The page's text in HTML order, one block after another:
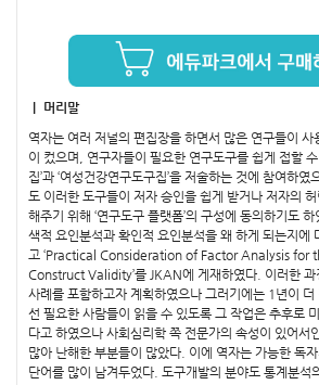
｜ 머리말
역자는 여러 저널의 편집장을 하면서 많은 연구들이 사
이 컸으며, 연구자들이 필요한 연구도구를 쉽게 접할
집’과 ‘여성건강연구도구집’을 저술하는 것에 참여하
도 이러한 도구들이 저자 승인을 쉽게 받거나 저자의
해주기 위해 ‘연구도구 플랫폼’의 구성에 동의하기도
색적 요인분석과 확인적 요인분석을 왜 하게 되는지에
고 ‘Practical Consideration of Factor Analysis for
Construct Validity’를 JKAN에 게재하였다. 이러한 과
사례를 포함하고자 계획하였으나 그러기에는 1년이
선 필요한 사람들이 읽을 수 있도록 그 작업은 추후로
다고 하였으나 사회심리학 쪽 전문가의 속성이 있어서
많아 난해한 부분들이 많았다. 이에 역자는 가능한 독
단어를 많이 남겨두었다. 도구개발의 분야도 통계분석